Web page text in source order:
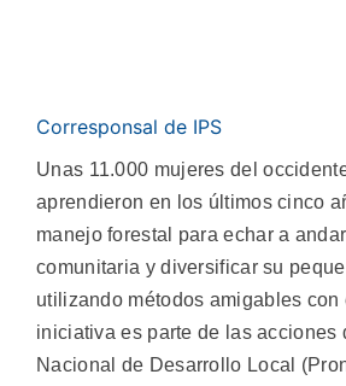
Corresponsal de IPS
Unas 11.000 mujeres del
aprendieron en los últimos cinco
manejo forestal para echar a
comunitaria y diversificar su
utilizando métodos amigables con
iniciativa es parte de las acciones
Nacional de Desarrollo Local